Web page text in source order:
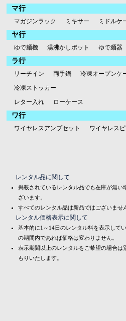
マ行
マガジンラック ミキサー ミドルケ
ヤ行
ゆで麺機 湯沸かしポット ゆで麺器
ラ行
リーチイン 両手鍋
冷凍オープンケ
冷凍ストッカー
レター入れ
ローケース
ワ行
ワイヤレスアンプセット ワイヤレス
レンタル品に関して
掲載されているレンタル品でも在庫が無い
ざいます。
すべてのレンタル品は新品ではございませ
レンタル価格表示に関して
基本的に1～14日のレンタル料を表示して
の期間内であれば価格は変わりません。
表示期間以上のレンタルをご希望の場合は
もりいたします。